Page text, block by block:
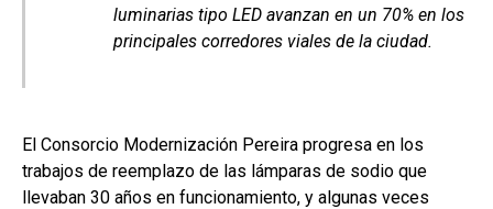
luminarias tipo LED avanzan en un 70% en los
principales corredores viales de la ciudad.
El Consorcio Modernización Pereira progresa en los
trabajos de reemplazo de las lámparas de sodio que
llevaban 30 años en funcionamiento, y algunas veces